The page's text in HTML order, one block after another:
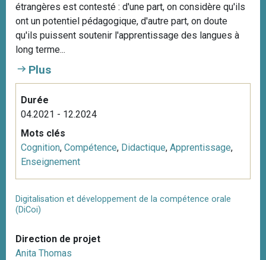
étrangères est contesté : d'une part, on considère qu'ils
ont un potentiel pédagogique, d'autre part, on doute
qu'ils puissent soutenir l'apprentissage des langues à
long terme...
Plus
Durée
04.2021 - 12.2024
Mots clés
Cognition, Compétence, Didactique, Apprentissage,
Enseignement
Digitalisation et développement de la compétence orale
(DiCoi)
Direction de projet
Anita Thomas